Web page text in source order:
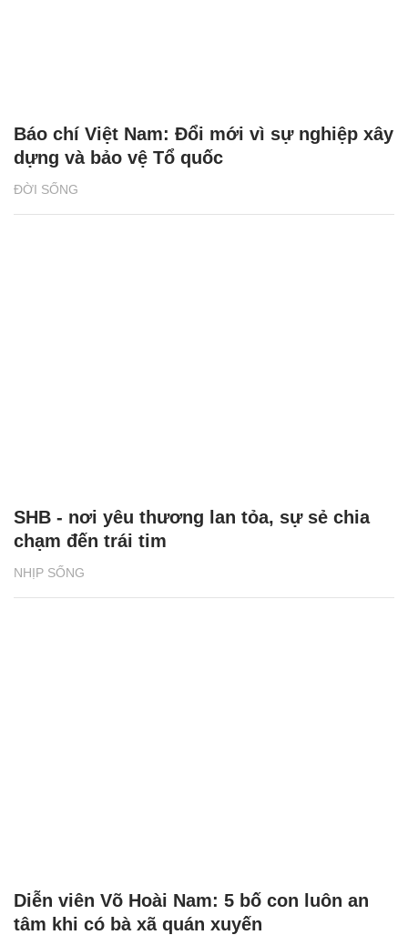
ĐỜI SỐNG
Báo chí Việt Nam: Đổi mới vì sự nghiệp xây
dựng và bảo vệ Tổ quốc
NHỊP SỐNG
SHB - nơi yêu thương lan tỏa, sự sẻ chia
chạm đến trái tim
Diễn viên Võ Hoài Nam: 5 bố con luôn an
tâm khi có bà xã quán xuyến